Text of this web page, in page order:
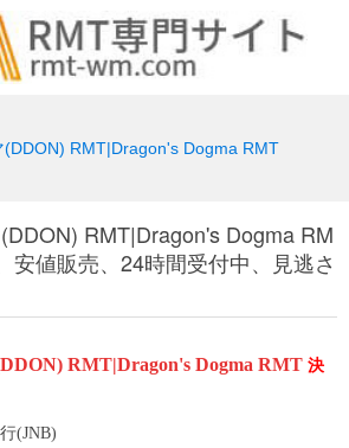
(DDON) RMT|Dragon's Dogma RMT
RMT|Dragon's Dogma RM
安値販売、24時間受付中、見逃さ
RMT|Dragon's Dogma RMT 決
(JNB)